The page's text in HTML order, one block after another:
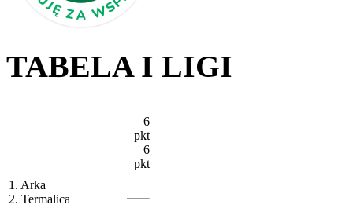
TABELA I LIGI
1. Arka
2. Termalica
6
pkt
6
pkt